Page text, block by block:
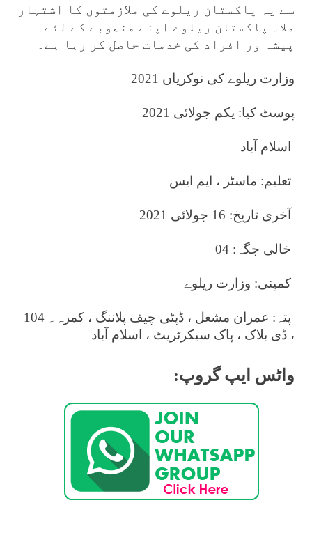
سے یہ پاکستان ریلوے کی ملازمتوں کا اشتہار
ملا۔ پاکستان ریلوے اپنے منصوبے کے لئے
پیشہ ور افراد کی خدمات حاصل کر رہا ہے۔
وزارت ریلوے کی نوکریاں 2021
پوسٹ کیا: یکم جولائی 2021
اسلام آباد
تعلیم: ماسٹر ، ایم ایس
آخری تاریخ: 16 جولائی 2021
خالی جگہ: 04
کمپنی: وزارت ریلوے
پتہ: عمران مشعل ، ڈپٹی چیف پلاننگ ، کمرہ۔ 104
، ڈی بلاک ، پاک سیکرٹریٹ ، اسلام آباد
واٹس ایپ گروپ: